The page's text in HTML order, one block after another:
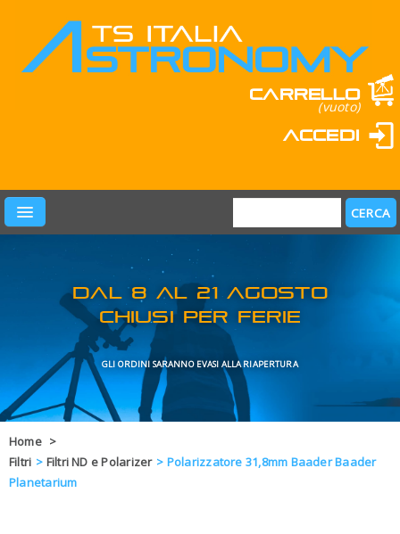
Carrello
(vuoto)
Accedi
PRODOTTI
LEARN & FUN
MARCHI
OFFERTE
BLOG
Home >
Filtri > Filtri ND e Polarizer > Polarizzatore 31,8mm Baader Baader
Planetarium